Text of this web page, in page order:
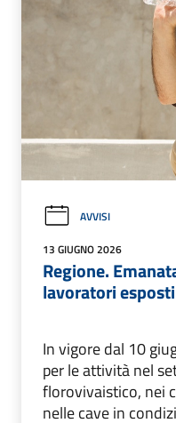
AVVISI
13 GIUGNO 2026
Regione.
lavoratori
In vigore dal 10
per le attività nel
florovivaistico, nei
nelle cave in